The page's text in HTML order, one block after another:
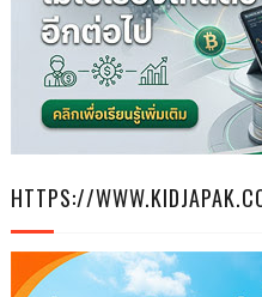
HTTPS://